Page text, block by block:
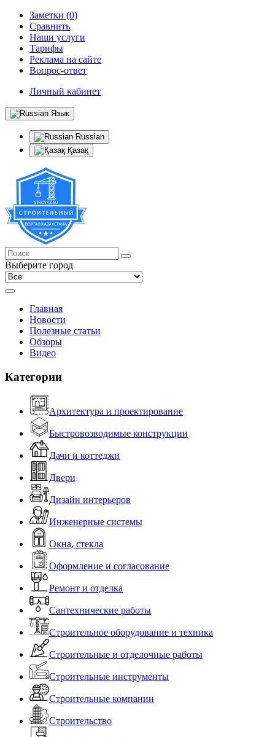
Заметки (0)
Сравнить
Наши услуги
Тарифы
Реклама на сайте
Вопрос-ответ
Личный кабинет
Язык
Russian
Қазақ
Выберите город
Главная
Новости
Полезные статьи
Обзоры
Видео
Категории
Архитектура и проектирование
Быстровозводимые конструкции
Дачи и коттеджи
Двери
Дизайн интерьеров
Инженерные системы
Окна, стекла
Оформление и согласование
Ремонт и отделка
Сантехнические работы
Строительное оборудование и техника
Строительные и отделочные работы
Строительные инструменты
Строительные компании
Строительство